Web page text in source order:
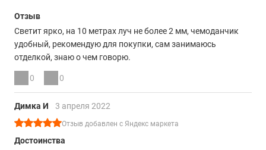
Отзыв
Светит ярко, на 10 метрах луч не более 2 мм, чемоданчик
удобный, рекомендую для покупки, сам занимаюсь
отделкой, знаю о чем говорю.
0 0
Димка И 3 апреля 2022
Отзыв добавлен с Яндекс маркета
Достоинства